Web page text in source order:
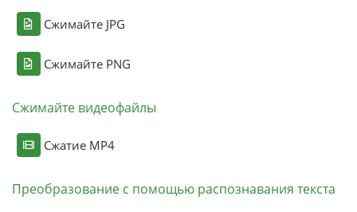
Сжимайте JPG
Сжимайте PNG
Сжимайте видеофайлы
Сжатие MP4
Преобразование с помощью распознавания текста